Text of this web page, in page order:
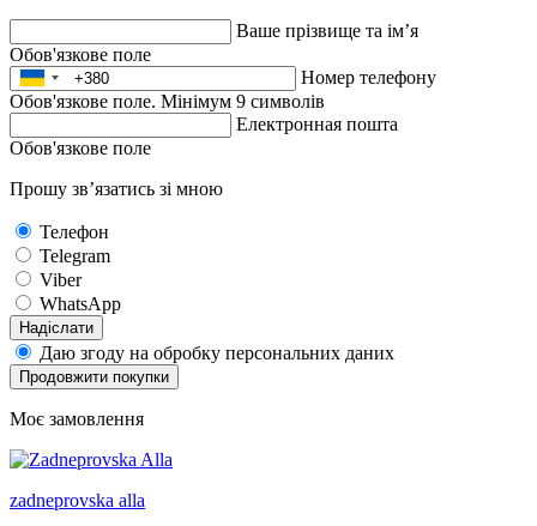
Ваше прізвище та ім’я
Обов'язкове поле
Номер телефону
Обов'язкове поле. Мінімум 9 символів
Електронная пошта
Обов'язкове поле
Прошу зв’язатись зі мною
Телефон
Telegram
Viber
WhatsApp
Надіслати
Даю згоду на обробку персональних даних
Продовжити покупки
Моє замовлення
zadneprovska alla